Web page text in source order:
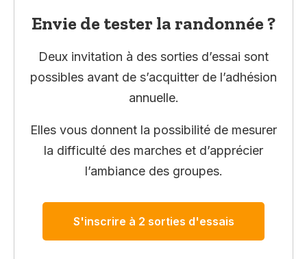
Envie de tester la randonnée ?
Deux invitation à des sorties d’essai sont
possibles avant de s’acquitter de l’adhésion
annuelle.
Elles vous donnent la possibilité de mesurer
la difficulté des marches et d’apprécier
l’ambiance des groupes.
S'inscrire à 2 sorties d'essais